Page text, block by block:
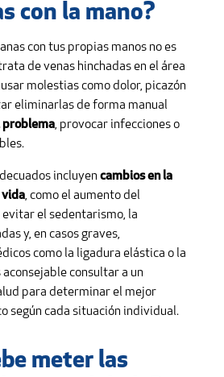
con la mano?
con tus propias manos no es
de venas hinchadas en el área
molestias como dolor, picazón
eliminarlas de forma manual
problema, provocar infecciones o
incluyen cambios en la
vida, como el aumento del
el sedentarismo, la
y, en casos graves,
como la ligadura elástica o la
consultar a un
para determinar el mejor
según cada situación individual.
meter las